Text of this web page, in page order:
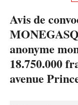
Avis de
anonyme
18.750.000
avenue